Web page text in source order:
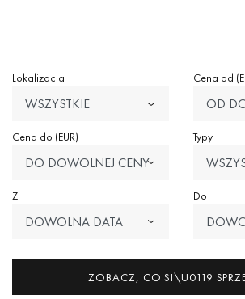
Lokalizacja
WSZYSTKIE
Cena od
OD
Cena do (EUR)
DO DOWOLNEJ CENY
Typy
Z
DOWOLNA DATA
Do
ZOBACZ, CO SI\U0119